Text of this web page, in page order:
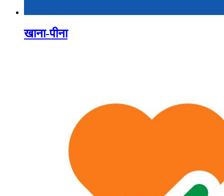
खाना-पीना